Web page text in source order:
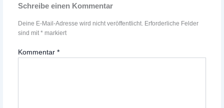
Schreibe einen Kommentar
Deine E-Mail-Adresse wird nicht veröffentlicht. Erforderliche Felder
sind mit* markiert
Kommentar*